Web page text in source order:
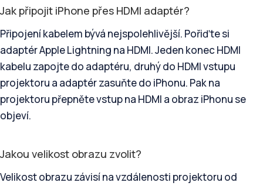
Jak připojit iPhone přes HDMI adaptér?
Připojení kabelem bývá nejspolehlivější. Pořiďte si
adaptér Apple Lightning na HDMI. Jeden konec HDMI
kabelu zapojte do adaptéru, druhý do HDMI vstupu
projektoru a adaptér zasuňte do iPhonu. Pak na
projektoru přepněte vstup na HDMI a obraz iPhonu se
objeví.
Jakou velikost obrazu zvolit?
Velikost obrazu závisí na vzdálenosti projektoru od